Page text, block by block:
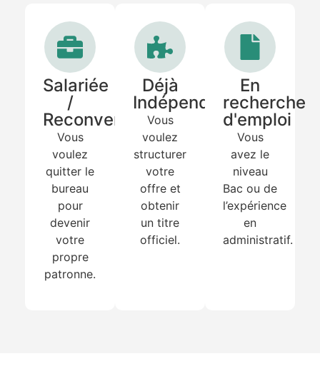
Salariée
/
Reconversion
Vous
voulez
quitter le
bureau
pour
devenir
votre
propre
patronne.
Déjà
Indépendante
Vous
voulez
structurer
votre
offre et
obtenir
un titre
officiel.
En
recherche
d'emploi
Vous
avez le
niveau
Bac ou de
l’expérience
en
administratif.